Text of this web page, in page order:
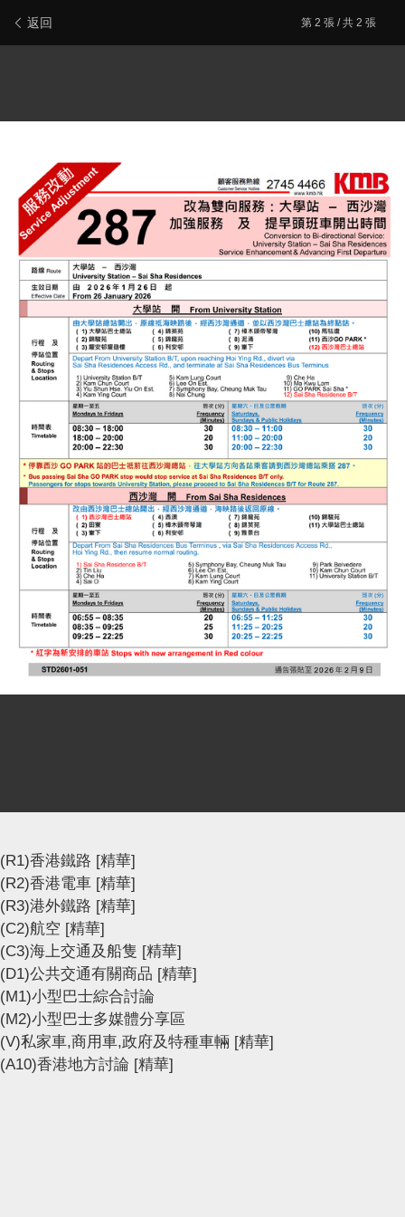
返回 第 2 張 / 共 2 張
(B2)香港巴士討論 [熱門] [精華]
(B0)香港巴士車務及車廂設備
(B3)巴士攝影作品貼圖區 [熱門] [精華]
(B3i)即拍即貼 -手機相&翻拍Mon相
(B4)兩岸三地巴士討論
(B5)外地巴士討論 [精華]
(B6)旅遊巴士及過境巴士 [精華]
(R1)香港鐵路 [精華]
(R2)香港電車 [精華]
(R3)港外鐵路 [精華]
(C2)航空 [精華]
(C3)海上交通及船隻 [精華]
(D1)公共交通有關商品 [精華]
(M1)小型巴士綜合討論
(M2)小型巴士多媒體分享區
(V)私家車,商用車,政府及特種車輛 [精華]
(A10)香港地方討論 [精華]